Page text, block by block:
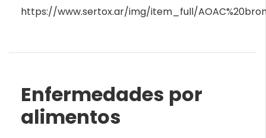
https://www.sertox.ar/img/item_full/
Enfermedades por
alimentos